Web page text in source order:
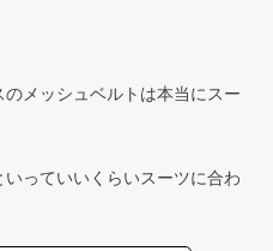
メッシュベルトは本当にスー
っていいくらいスーツに合わ